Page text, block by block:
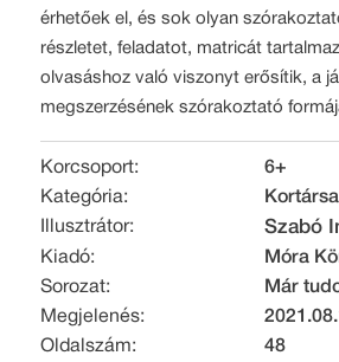
érhetőek el, és sok olyan
részletet, feladatot, matricát
olvasáshoz való viszonyt erősítik, a
megszerzésének szórakoztató
Korcsoport:
6+
Kategória:
Illusztrátor:
Szabó
Kiadó:
Móra
Sorozat:
Már
Megjelenés:
Oldalszám:
48